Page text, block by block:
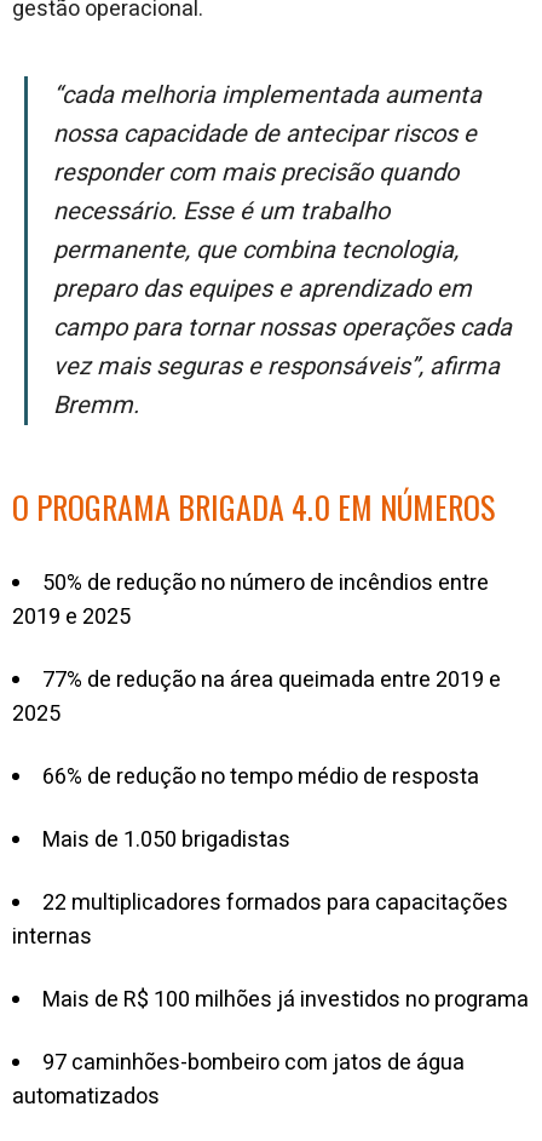
gestão operacional.
“Cada melhoria implementada aumenta
nossa capacidade de antecipar riscos e
responder com mais precisão quando
necessário. Esse é um trabalho
permanente, que combina tecnologia,
preparo das equipes e aprendizado em
campo para tornar nossas operações cada
vez mais seguras e responsáveis”, afirma
Bremm.
O PROGRAMA BRIGADA 4.0 EM NÚMEROS
50% de redução no número de incêndios entre
2019 e 2025
77% de redução na área queimada entre 2019 e
2025
66% de redução no tempo médio de resposta
Mais de 1.050 brigadistas
22 multiplicadores formados para capacitações
internas
Mais de R$ 100 milhões já investidos no programa
97 caminhões-bombeiro com jatos de água
automatizados